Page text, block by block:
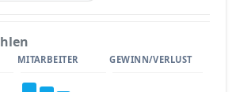
MITARBEITER GEWINN/VERLUST